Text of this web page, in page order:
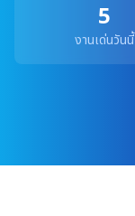
5
งานเด่นวันนี้